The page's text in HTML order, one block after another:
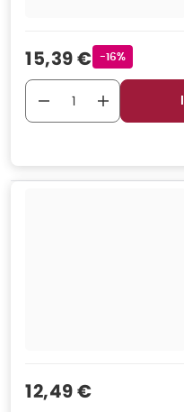
Verkaufspreis
15,39 € Rabattstempel
-16%
Verkaufspreis
12,49 €